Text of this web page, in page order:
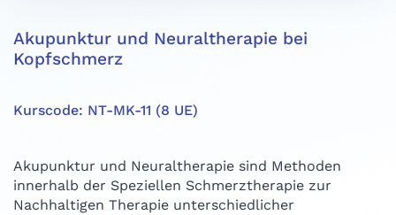
Akupunktur und Neuraltherapie bei
Kopfschmerz
Kurscode: NT-MK-11 (8 UE)
Akupunktur und Neuraltherapie sind Methoden
innerhalb der Speziellen Schmerztherapie zur
Nachhaltigen Therapie unterschiedlicher